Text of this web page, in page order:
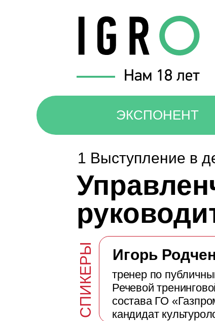
1 Выступление в
СПИКЕРЫ
тренер по
Речевой
состава ГО
кандидат
Игорь
ЭКСПОНЕНТ